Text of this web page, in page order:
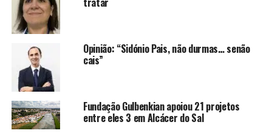
Opinião: “Sidónio Pais, não durmas… senão
cais”
Fundação Gulbenkian apoiou 21 projetos
entre eles 3 em Alcácer do Sal